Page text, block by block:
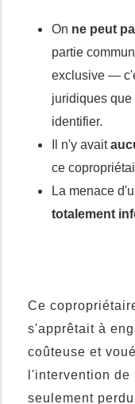
On ne peut
partie
exclusive —
juridiques
identifier.
Il n'y avait
ce
La menace
totalement
Ce
s'apprêtait à
coûteuse et
l'intervention
seulement